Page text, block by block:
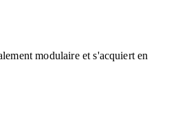
modulaire et s'acquiert en